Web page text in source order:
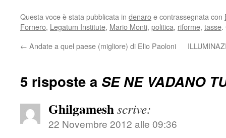
Questa voce è stata pubblicata in denaroe contrassegnata con
Fornero, Legatum Institute, Mario Monti, politica, riforme, tasse.
← Andate a quel paese (migliore) di Elio Paoloni
5 risposte a SE NE VADANO
Ghilgameshscrive:
22 Novembre 2012 alle 09:36